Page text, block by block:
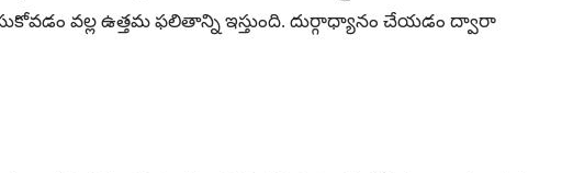
వల్ల ఉత్తమ ఫలితాన్ని ఇస్తుంది. దుర్గాధ్యానం చేయడం ద్వారా